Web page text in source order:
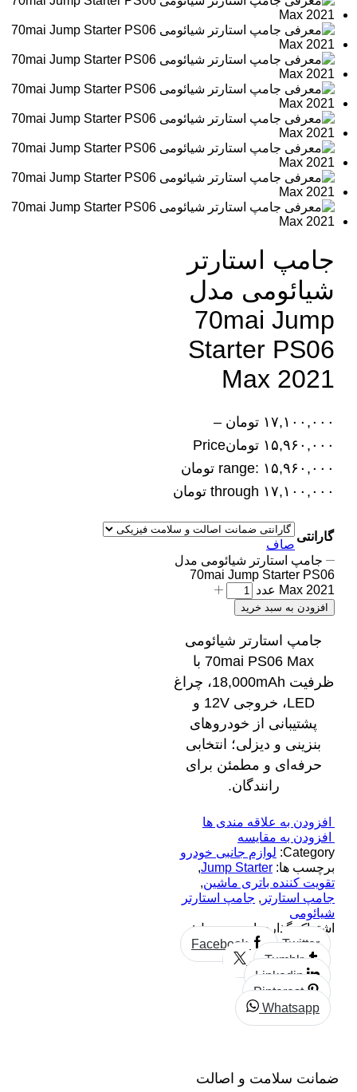
جامپ استارتر
شیائومی مدل
70mai Jump
Starter PS06
Max 2021
۱۷,۱۰۰,۰۰۰ تومان –
۱۵,۹۶۰,۰۰۰ تومانPrice
range: ۱۵,۹۶۰,۰۰۰ تومان
through ۱۷,۱۰۰,۰۰۰ تومان
گارانتی
صاف
جامپ استارتر شیائومی مدل
70mai Jump Starter PS06
Max 2021 عدد
افزودن به سبد خرید
جامپ استارتر شیائومی
70mai PS06 Max با
ظرفیت 18,000mAh، چراغ
LED، خروجی 12V و
پشتیبانی از خودروهای
بنزینی و دیزلی؛ انتخابی
حرفه‌ای و مطمئن برای
رانندگان.
افزودن به علاقه مندی ها
افزودن به مقایسه
Category: لوازم جانبی خودرو
برچسب ها: Jump Starter
,
تقویت کننده باتری ماشین,
جامپ استارتر , جامپ استارتر
شیائومی
اشتراک گذاری این محصول:
Facebook
Twitter
Tumblr
Linkedin
Pinterest
Whatsapp
ضمانت سلامت و اصالت